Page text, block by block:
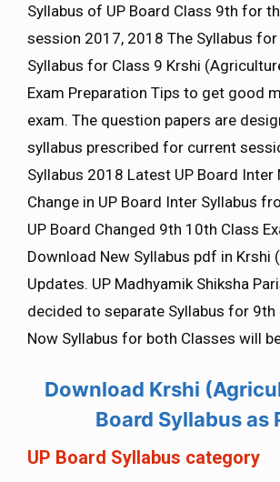
Syllabus of UP Board Class 9th for
session 2017, 2018 The Syllabus for
Syllabus for Class 9 Krshi
Exam Preparation Tips to get good
exam. The question papers are
syllabus prescribed for current
Syllabus 2018 Latest UP Board Inter
Change in UP Board Inter Syllabus
UP Board Changed 9th 10th Class
Download New Syllabus pdf in Krshi
Updates. UP Madhyamik Shiksha
decided to separate Syllabus for 9th
Now Syllabus for both Classes will
Download Krshi
Board Syllabus as
UP Board Syllabus category